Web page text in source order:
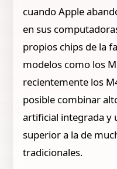
cuando Apple
en sus
propios chips de la
modelos como los
recientemente los
posible combinar
artificial integrada y
superior a la de
tradicionales.